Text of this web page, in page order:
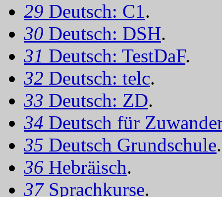
29 Deutsch: C1.
30 Deutsch: DSH.
31 Deutsch: TestDaF.
32 Deutsch: telc.
33 Deutsch: ZD.
34 Deutsch für
35 Deutsch Grundschule.
36 Hebräisch.
37 Sprachkurse.